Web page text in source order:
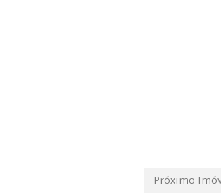
Próximo